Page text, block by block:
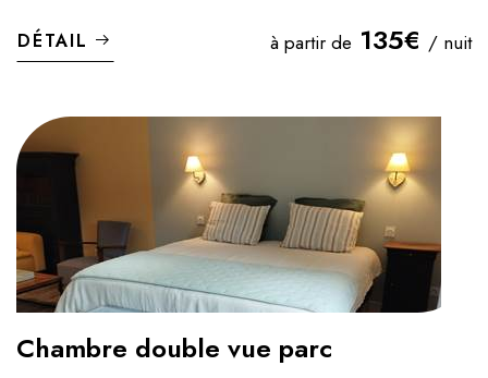
DÉTAIL à partir de 135€ / nuit
Chambre double vue parc